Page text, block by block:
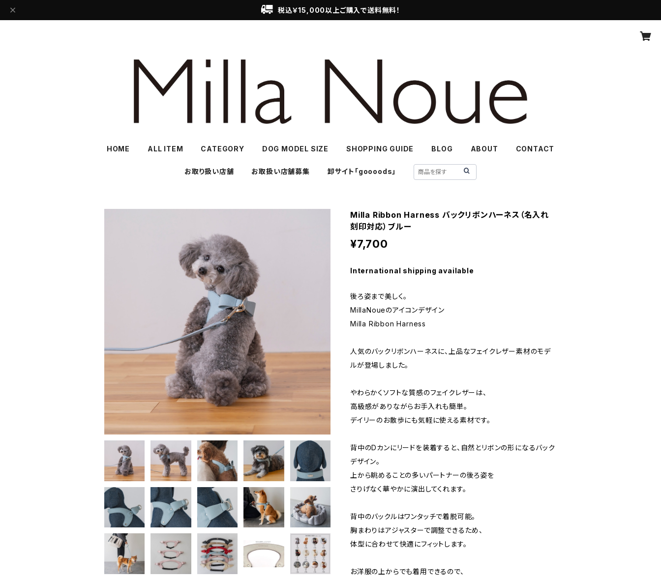
税込￥15,000以上ご購入で送料無料！
HOME ALL ITEM CATEGORY DOG MODEL SIZE SHOPPING GUIDE BLOG ABOUT CONTACT
お取り扱い店舗 お取扱い店舗募集 卸サイト「goooods」
Milla Ribbon Harness バックリボンハーネス（名入れ
刻印対応）ブルー
¥7,700
International shipping available
後ろ姿まで美しく。
MillaNoueのアイコンデザイン
Milla Ribbon Harness
人気のバックリボンハーネスに、上品なフェイクレザー素材のモデ
ルが登場しました。
やわらかくソフトな質感のフェイクレザーは、
高級感がありながらお手入れも簡単。
デイリーのお散歩にも気軽に使える素材です。
背中のDカンにリードを装着すると、自然とリボンの形になるバック
デザイン。
上から眺めることの多いパートナーの後ろ姿を
さりげなく華やかに演出してくれます。
背中のバックルはワンタッチで着脱可能。
胸まわりはアジャスターで調整できるため、
体型に合わせて快適にフィットします。
お洋服の上からでも着用できるので、